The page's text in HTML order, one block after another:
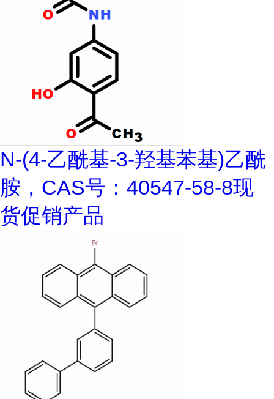
N-(4-乙酰基-3-羟基苯基)乙酰
胺，CAS号：40547-58-8现
货促销产品